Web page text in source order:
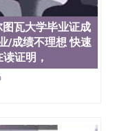
瓦大学毕业证成
/成绩不理想 快速
证明，